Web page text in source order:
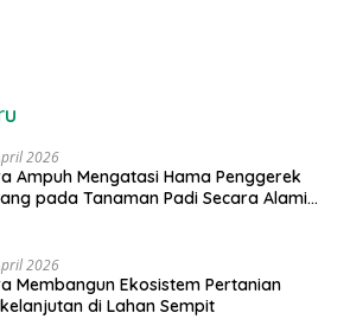
2026
Ampuh Mengatasi Hama Penggerek
pada Tanaman Padi Secara Alami
2026
Membangun Ekosistem Pertanian
di Lahan Sempit